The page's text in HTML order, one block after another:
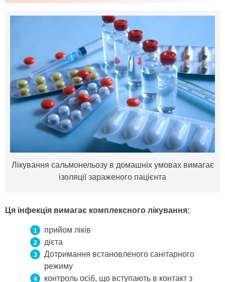
Лікування сальмонельозу в домашніх умовах вимагає
ізоляції зараженого пацієнта
Ця інфекція вимагає комплексного лікування:
прийом ліків
дієта
Дотримання встановленого санітарного
режиму
контроль осіб, що вступають в контакт з